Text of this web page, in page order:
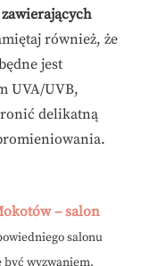
również, że
jest
UVA/UVB,
delikatną
– salon
salonu